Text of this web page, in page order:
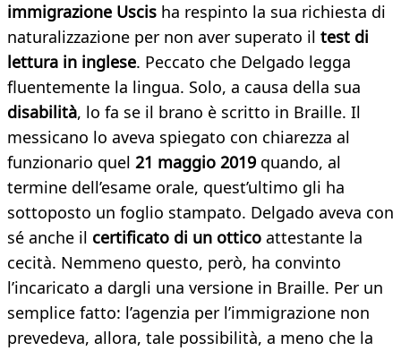
immigrazione Uscis ha respinto la sua richiesta di
naturalizzazione per non aver superato il test di
lettura in inglese. Peccato che Delgado legga
fluentemente la lingua. Solo, a causa della sua
disabilità, lo fa se il brano è scritto in Braille. Il
messicano lo aveva spiegato con chiarezza al
funzionario quel 21 maggio 2019 quando, al
termine dell’esame orale, quest’ultimo gli ha
sottoposto un foglio stampato. Delgado aveva con
sé anche il certificato di un ottico attestante la
cecità. Nemmeno questo, però, ha convinto
l’incaricato a dargli una versione in Braille. Per un
semplice fatto: l’agenzia per l’immigrazione non
prevedeva, allora, tale possibilità, a meno che la